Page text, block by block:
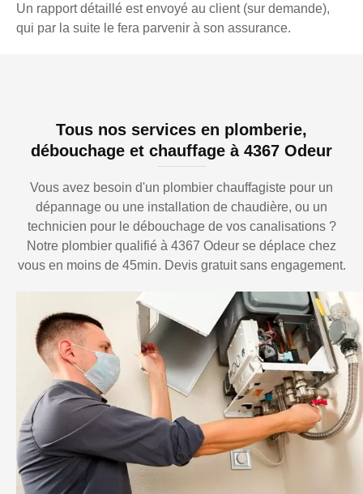
Un rapport détaillé est envoyé au client (sur demande),
qui par la suite le fera parvenir à son assurance.
Tous nos services en plomberie,
débouchage et chauffage à 4367 Odeur
Vous avez besoin d'un plombier chauffagiste pour un
dépannage ou une installation de chaudière, ou un
technicien pour le débouchage de vos canalisations ?
Notre plombier qualifié à 4367 Odeur se déplace chez
vous en moins de 45min. Devis gratuit sans engagement.